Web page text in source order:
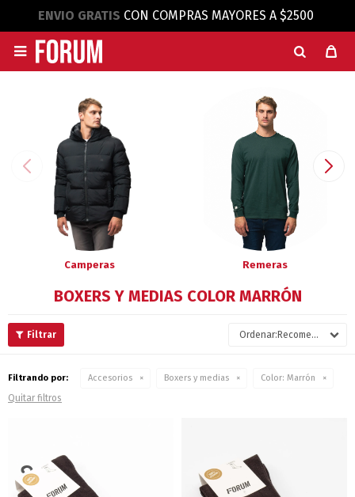
ENVIO GRATIS CON COMPRAS MAYORES A $2500

Camperas Remeras
BOXERS Y MEDIAS COLOR MARRÓN
Recomendados
Filtrando por: Accesorios Boxers y medias Color: Marrón
Quitar filtros